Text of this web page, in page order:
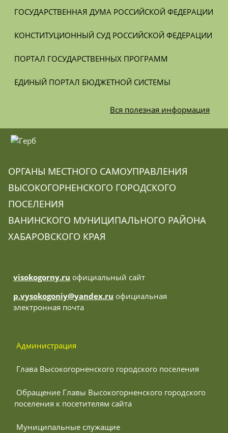
ГОСУДАРСТВЕННАЯ ДУМА РОССИЙСКОЙ ФЕДЕРАЦИИ
КОНСТИТУЦИОННЫЙ СУД РОССИЙСКОЙ ФЕДЕРАЦИИ
ПОРТАЛ ГОСУДАРСТВЕННЫХ ПРОГРАММ
ЕДИНЫЙ ПОРТАЛ БЮДЖЕТНОЙ СИСТЕМЫ
Вся полезная информация
ОРГАНЫ МЕСТНОГО САМОУПРАВЛЕНИЯ
ВЫСОКОГОРНЕНСКОГО ГОРОДСКОГО
ПОСЕЛЕНИЯ
ВАНИНСКОГО МУНИЦИПАЛЬНОГО РАЙОНА
ХАБАРОВСКОГО КРАЯ
visokogorny.ru официальный сайт
p.vysokogoniy@yandex.ru официальная
электронная почта
Администрация
Глава Высокогорненского городского поселения
поселения к посетителям сайта
Муниципальные служащие